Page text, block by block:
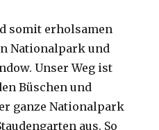
somit erholsamen
Nationalpark und
Unser Weg ist
Büschen und
ganze Nationalpark
aus. So